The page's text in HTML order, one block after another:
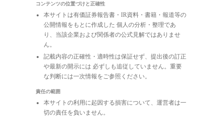
コンテンツの位置づけと正確性
本サイトは有価証券報告書・IR資料・書籍・報道等の
公開情報をもとに作成した 個人の分析・整理であ
り、当該企業および関係者の公式見解ではありませ
ん。
記載内容の正確性・適時性は保証せず、提出後の訂正
や最新の開示には 必ずしも追従していません。重要
な判断には一次情報をご参照ください。
責任の範囲
本サイトの利用に起因する損害について、運営者は一
切の責任を負いません。